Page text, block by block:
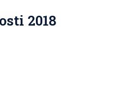
2018